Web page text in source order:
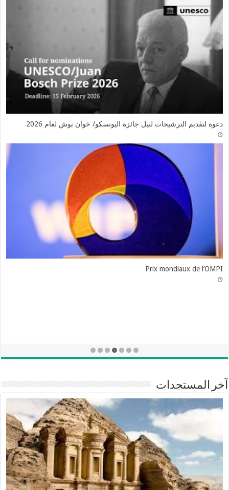
دعوة لتقديم الترشيحات لنيل جائزة اليونسكو/ خوان بوش لعام 2026
Prix mondiaux de l’OMPI
آخر المستجدات